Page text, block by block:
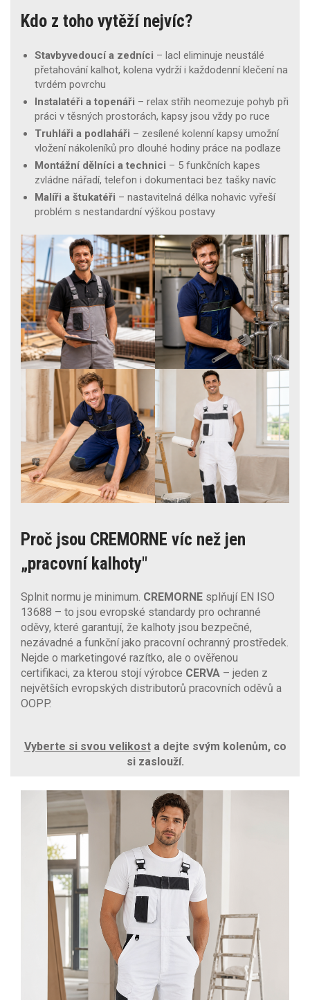
Kdo z toho vytěží nejvíc?
Stavbyvedoucí a zedníci – lacl eliminuje neustálé
přetahování kalhot, kolena vydrží i každodenní klečení na
tvrdém povrchu
Instalatéři a topenáři – relax střih neomezuje pohyb při
práci v těsných prostorách, kapsy jsou vždy po ruce
Truhláři a podlaháři – zesílené kolenní kapsy umožní
vložení nákoleníků pro dlouhé hodiny práce na podlaze
Montážní dělníci a technici – 5 funkčních kapes
zvládne nářadí, telefon i dokumentaci bez tašky navíc
Malíři a štukatéři – nastavitelná délka nohavic vyřeší
problém s nestandardní výškou postavy
Proč jsou CREMORNE víc než jen
„pracovní kalhoty"
Splnit normu je minimum. CREMORNE splňují EN ISO
13688 – to jsou evropské standardy pro ochranné
oděvy, které garantují, že kalhoty jsou bezpečné,
nezávadné a funkční jako pracovní ochranný prostředek.
Nejde o marketingové razítko, ale o ověřenou
certifikaci, za kterou stojí výrobce CERVA – jeden z
největších evropských distributorů pracovních oděvů a
OOPP.
Vyberte si svou velikosta dejte svým kolenům, co
si zaslouží.